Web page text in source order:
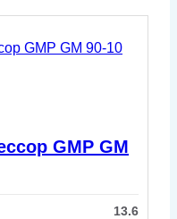
GMP GM
13.6